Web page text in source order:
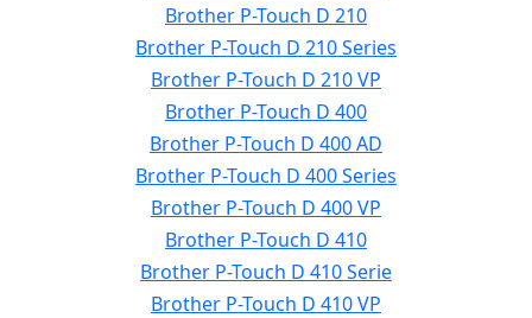
Brother P-Touch D 210
Brother P-Touch D 210 Series
Brother P-Touch D 210 VP
Brother P-Touch D 400
Brother P-Touch D 400 AD
Brother P-Touch D 400 Series
Brother P-Touch D 400 VP
Brother P-Touch D 410
Brother P-Touch D 410 Serie
Brother P-Touch D 410 VP